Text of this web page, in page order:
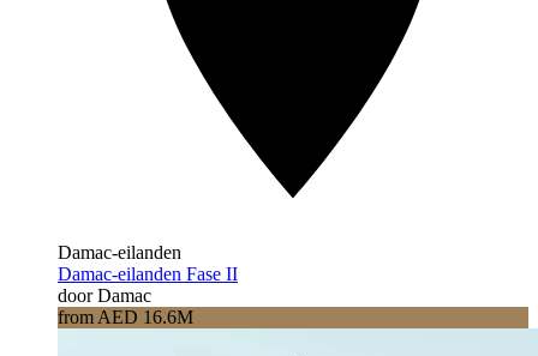
Damac-eilanden
Damac-eilanden Fase II
door Damac
from AED 16.6M